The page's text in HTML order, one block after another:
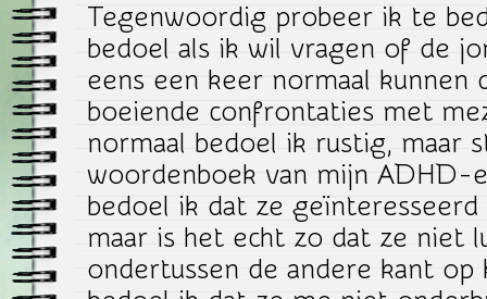
Tegenwoordig probeer ik te
bedoel als ik wil vragen of de
eens een keer normaal kunnen
boeiende confrontaties met
normaal bedoel ik rustig, maar
woordenboek van mijn ADHD-
bedoel ik dat ze
maar is het echt zo dat ze niet
ondertussen de andere kant op